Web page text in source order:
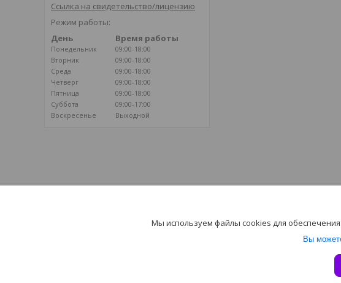
Ссылка на свидетельство/лицензию
Режим работы:
День
Время работы
Понедельник
09:00-18:00
Вторник
09:00-18:00
Среда
09:00-18:00
Четверг
09:00-18:00
Пятница
09:00-18:00
Суббота
09:00-17:00
Воскресенье
Выходной
воздушного отопления - путь к здоровью иМы используем файлы cookies для
Вы